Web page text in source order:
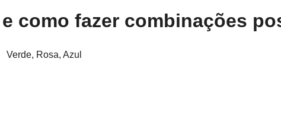
como fazer combinações
Verde, Rosa, Azul